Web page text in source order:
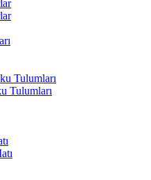
Tulumları
Tulumları